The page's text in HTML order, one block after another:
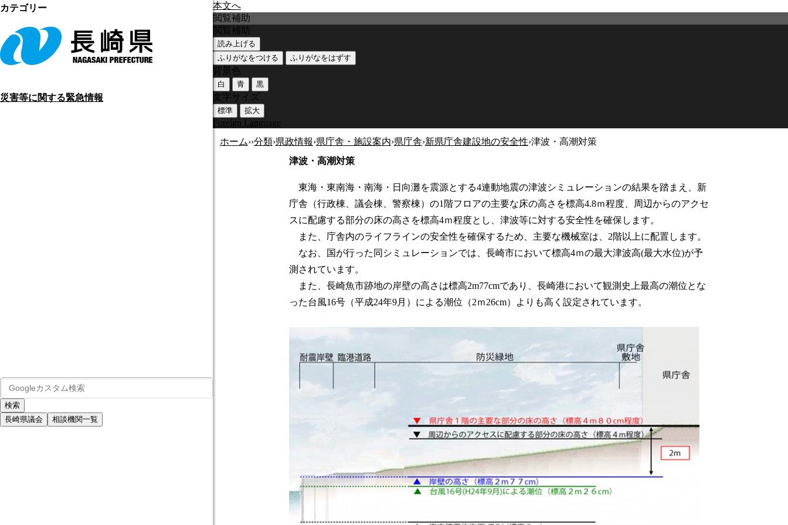
本文へ
災害等に関する緊急情報
長崎県議会 相談機関一覧
閲覧補助
閲覧補助
読み上げる
ふりがなをつける
ふりがなをはずす
背景色
白 青 黒
文字サイズ
標準 拡大
Foreign Language
ホーム››分類›県政情報›県庁舎・施設案内›県庁舎›新県庁舎建設地の安全性›津波・高潮対策
津波・高潮対策
東海・東南海・南海・日向灘を震源とする4連動地震の津波シミュレーションの結果を踏まえ、新
庁舎（行政棟、議会棟、警察棟）の1階フロアの主要な床の高さを標高4.8ｍ程度、周辺からのアクセ
スに配慮する部分の床の高さを標高4ｍ程度とし、津波等に対する安全性を確保します。
また、庁舎内のライフラインの安全性を確保するため、主要な機械室は、2階以上に配置します。
なお、国が行った同シミュレーションでは、長崎市において標高4ｍの最大津波高(最大水位)が予
測されています。
また、長崎魚市跡地の岸壁の高さは標高2m77cmであり、長崎港において観測史上最高の潮位とな
った台風16号（平成24年9月）による潮位（2ｍ26cm）よりも高く設定されています。
カテゴリー